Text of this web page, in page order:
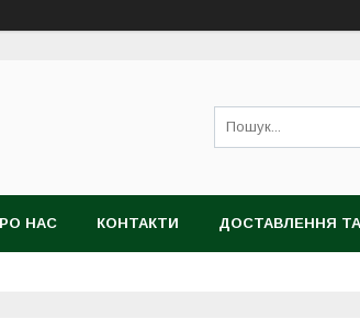
НАС КОНТАКТИ ДОСТАВЛЕННЯ